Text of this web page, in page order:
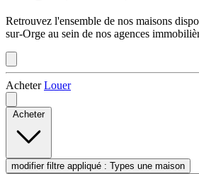
Retrouvez l'ensemble de nos maisons
sur-Orge au sein de nos agences
AcheterLouer
Acheter
modifier filtre appliqué : Types une maison